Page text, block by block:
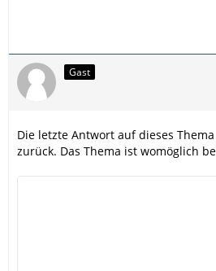
Gast
Die letzte Antwort auf dieses
zurück. Das Thema ist womöglich